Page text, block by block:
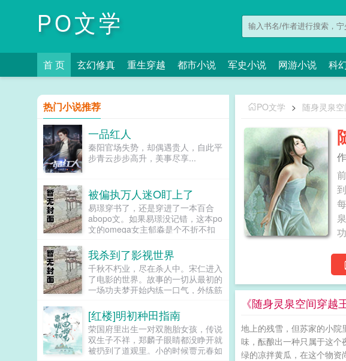
PO文学
首 页 玄幻修真 重生穿越 都市小说 军史小说 网游小说 科
PO文学 > 随身灵泉
《随身灵泉空间穿
地上的残雪，但苏家的小
味，酝酿出一种只属于这
绿的凉拌黄瓜，在这个物资
热门小说推荐
一品红人
秦阳官场失势，却偶遇贵人，自此平
步青云步步高升，美事尽享...
被偏执万人迷O盯上了
易璟穿书了，还是穿进了一本百合
abopo文。如果易璟没记错，这本po
文的omega女主郁淼是个不折不扣
无法克制对郁淼强取豪夺的冲动，即
使郁淼自己性格冷淡对那种事完全没
有兴趣，剧情也总会拐到那个方向，
而且每隔两三章会就换一批alpha，
刺激得不行。穿到一切开始之前，易
淼。青灰亚麻色的分层长卷发，神态
有些病弱，眼波迷蒙猫一样慵懒仿佛
含着水似的，远远一眼望过来就能令
人神魂颠倒。看着郁淼靠在窗边，衬
我杀到了影视世界
千秋不朽业，尽在杀人中。宋仁进入
了电影的世界。故事的一切从最初的
一场功夫梦开始内练一口气，外练筋
在下。没错，我是一个好人，反正我
是这么觉得的。...
[红楼]明初种田指南
荣国府里出生一对双胞胎女孩，传说
双生子不祥，郑麟子眼睛都没睁开就
被扔到了道观里。小的时候贾元春如